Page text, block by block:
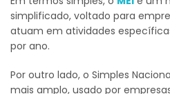
simplificado, voltado para
atuam em atividades
por ano.
Por outro lado, o Simples
mais amplo, usado por